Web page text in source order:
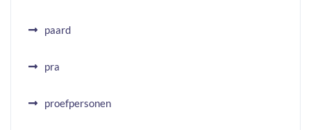
paard
pra
proefpersonen